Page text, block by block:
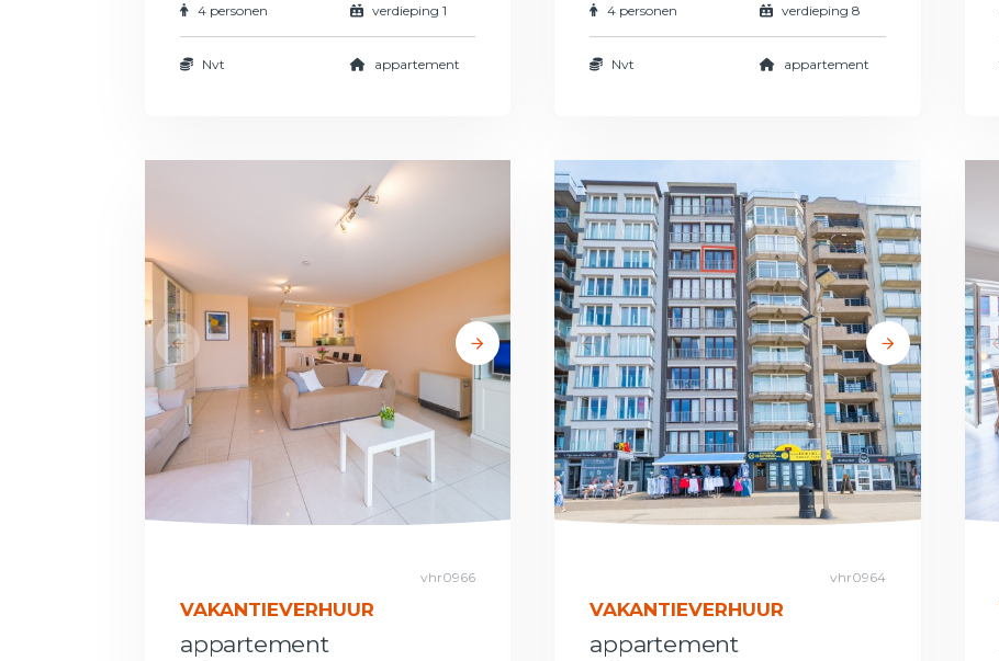
4 personen verdieping 1
Nvt appartement
4 personen verdieping 8
Nvt appartement
vhr0966
VAKANTIEVERHUUR
appartement
vhr0964
VAKANTIEVERHUUR
appartement